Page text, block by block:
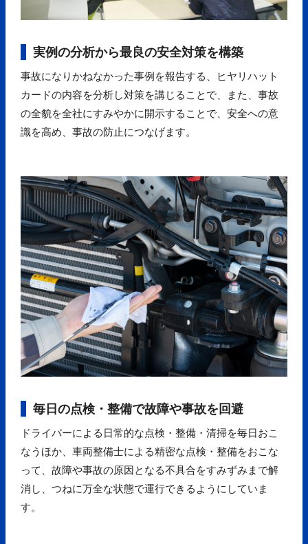
実例の分析から最良の安全対策を構築
事故になりかねなかった事例を報告する、ヒヤリハット
カードの内容を分析し対策を講じることで、また、事故
の全貌を全社にすみやかに開示することで、安全への意
識を高め、事故の防止につなげます。
毎日の点検・整備で故障や事故を回避
ドライバーによる日常的な点検・整備・清掃を毎日おこ
なうほか、車両整備士による精密な点検・整備をおこな
って、故障や事故の原因となる不具合をすみずみまで解
消し、つねに万全な状態で運行できるようにしていま
す。